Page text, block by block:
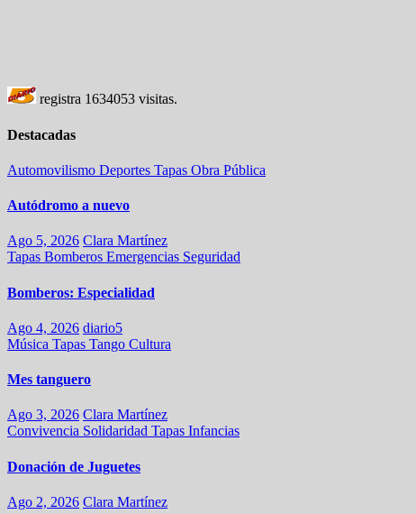
registra 1634053 visitas.
Destacadas
Automovilismo Deportes Tapas Obra Pública
Autódromo a nuevo
Ago 5, 2026 Clara Martínez
Tapas Bomberos Emergencias Seguridad
Bomberos: Especialidad
Ago 4, 2026 diario5
Música Tapas Tango Cultura
Mes tanguero
Ago 3, 2026 Clara Martínez
Convivencia Solidaridad Tapas Infancias
Donación de Juguetes
Ago 2, 2026 Clara Martínez